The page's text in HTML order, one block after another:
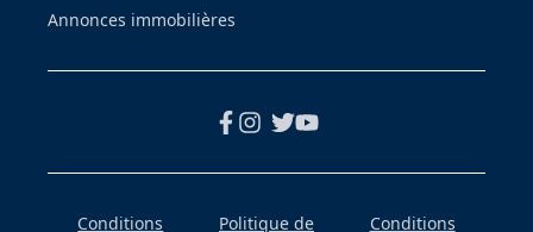
Annonces immobilières
Conditions Politique de Conditions